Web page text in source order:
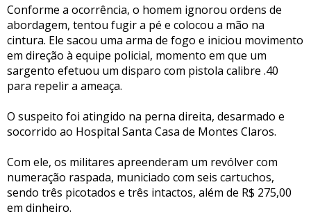
Conforme a ocorrência, o homem ignorou ordens de
abordagem, tentou fugir a pé e colocou a mão na
cintura. Ele sacou uma arma de fogo e iniciou movimento
em direção à equipe policial, momento em que um
sargento efetuou um disparo com pistola calibre .40
para repelir a ameaça.
O suspeito foi atingido na perna direita, desarmado e
socorrido ao Hospital Santa Casa de Montes Claros.
Com ele, os militares apreenderam um revólver com
numeração raspada, municiado com seis cartuchos,
sendo três picotados e três intactos, além de R$ 275,00
em dinheiro.